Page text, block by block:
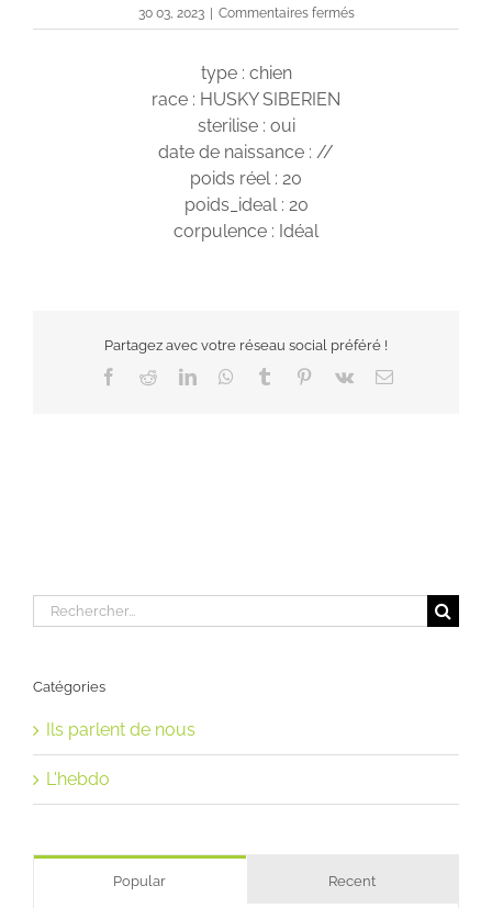
30 03, 2023 Commentaires ferméssur
Olya
type : chien
race : HUSKY SIBERIEN
sterilise : oui
date de naissance : //
poids réel : 20
poids_ideal : 20
corpulence : Idéal
Partagez avec votre réseau social préféré !
Facebook
RedditLinkedInWhatsApp
Tumblr Pinterest
Vk Email
Rechercher:
Catégories
Ils parlent de nous
L'hebdo
Popular Recent